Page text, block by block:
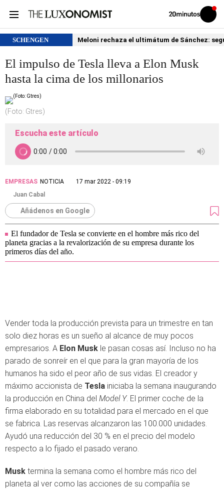
Volver
Iniciar
sesión
SCHENGEN Meloni rechaza el ultimátum de Sánchez:
El impulso de Tesla lleva a Elon Musk
hasta la cima de los millonarios
(Foto: Gtres)
Escucha este artículo
EMPRESAS NOTICIA
17 mar 2022 - 09:19
Juan Cabal
Añádenos en Google
El fundador de Tesla se convierte en el hombre más rico del
planeta gracias a la revalorización de su empresa durante los
primeros días del año.
Vender toda la producción prevista para un trimestre en tan
solo diez horas es un sueño al alcance de muy pocos
empresarios. A Elon Musk le pasan cosas así. Incluso no ha
parado de sonreír en el que para la gran mayoría de los
humanos ha sido el peor año de sus vidas. El creador y
máximo accionista de Tesla iniciaba la semana inaugurando
la producción en China del Model Y. El primer coche de la
firma elaborado en su totalidad para el mercado en el que
se fabrica. Las reservas alcanzaron las 100.000 unidades.
Ayudó una reducción del 30 % en el precio del modelo
respecto a lo fijado el pasado verano.
Musk termina la semana como el hombre más rico del
planeta al ver como las acciones de su compañía se